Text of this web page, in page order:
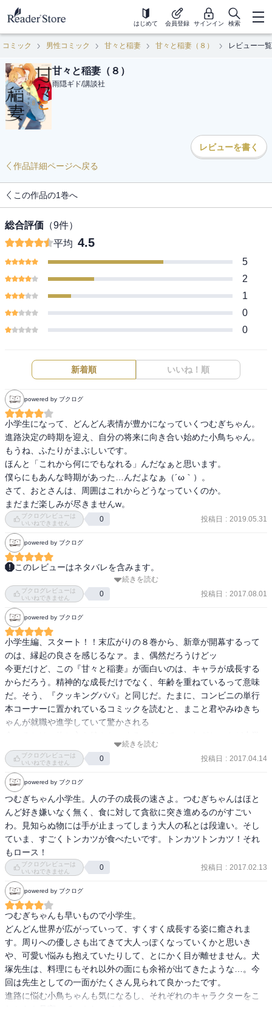
はじめて 会員登録 サインイン 検索
コミック 男性コミック 甘々と稲妻 甘々と稲妻（８） レビュー一覧
甘々と稲妻（８）
雨隠ギド/講談社
レビューを書く
作品詳細ページへ戻る
この作品の1巻へ
総合評価 （9件）
平均 4.5
5
2
1
0
0
新着順 いいね！順
powered by ブクログ
小学生になって、どんどん表情が豊かになっていくつむぎちゃん。
進路決定の時期を迎え、自分の将来に向き合い始めた小鳥ちゃん。
もうね、ふたりがまぶしいです。
ほんと「これから何にでもなれる」んだなぁと思います。
僕らにもあんな時期があった…んだよなぁ（´ω｀）。
さて、おとさんは、周囲はこれからどうなっていくのか。
まだまだ楽しみが尽きませんw。
ブクログレビューは
いいねできません
0 投稿日 : 2019.05.31
powered by ブクログ
このレビューはネタバレを含みます。
妻を亡くした高校教師･犬塚と、彼が男手ひとつで育てる娘･つむぎ
の物語は、いよいよ新たなステージへ! 楽しさいっぱいの小学校生活
で、つむぎがひとつだけ気になっていることはクラスメイト･なぎさ
のこと。以前衝突してしまったなぎさと仲良くなるために、犬塚親
子はランチパーティーを催します! つむぎの世界がぐんぐん広がる第
8巻!
【感想】
続きを読む
ブクログレビューは
いいねできません
0 投稿日 : 2017.08.01
powered by ブクログ
小学生編、スタート！！末広がりの８巻から、新章が開幕するって
のは、縁起の良さを感じるなァ。ま、偶然だろうけどッ
今更だけど、この『甘々と稲妻』が面白いのは、キャラが成長する
からだろう。精神的な成長だけでなく、年齢を重ねているって意味
だ。そう、『クッキングパパ』と同じだ。たまに、コンビニの単行
本コーナーに置かれているコミックを読むと、まこと君やみゆきち
ゃんが就職や進学していて驚かされる
生になるって点は、ストーリーに漫画的な現実感を生んでおり、読
みやすさだけでなく、読み応えも強めている
個人的に好感度で言えば、『紺田照の合法レシピ』や『頂き！成り
上がり飯』、『最後のレストラン』が『甘々と稲妻』を上回ってい
るが、癒し度で言えば、間違いなく、この作品の方が勝っている、
断言したいがどうだろ？
さすがに、可愛い女子小学生と女子高校生がＷヒロインを張ってる
作品に、漢気溢れるヤクザ、オカン系ヤンキー、前向きなネガティ
ブが主人公の作品は勝てまい
小学生になれば、環境も変わり、つむぎちゃんは色々と考える事、
覚える事、知っていく事が増えるだろう。様々な経験を心の栄養に
して、スクスク成長してほしいもんだなァ、お母さんがいない自分
は周りに気を遣われるってコトに自分で気付いて、周りの善人に
「可哀想」と言われないよう強くなって欲しいなぁ、とファンなが
らに思う
小鳥ちゃんも三年生になった事で、将来の事を今まで以上に真摯に
悩むように。同じ道を歩んで来た大人のアドバイスを受けて、形に
したい夢のカタチをおぼろげながらも掴んだ彼女は、実現に向けて
適した努力を始めていく。キラキラした青春を送る女子高校生、眩
しいわぁ。ここも、『甘々と稲妻』の魅力
続きを読む
ブクログレビューは
いいねできません
0 投稿日 : 2017.04.14
powered by ブクログ
つむぎちゃん小学生。人の子の成長の速さよ。つむぎちゃんはほと
んど好き嫌いなく無く、食に対して貪欲に突き進めるのがすごい
わ。見知らぬ物には手が止まってしまう大人の私とは段違い。そし
ていま、すごくトンカツが食べたいです。トンカツトンカツ！それ
もロース！
ブクログレビューは
いいねできません
0 投稿日 : 2017.02.13
powered by ブクログ
つむぎちゃんも早いもので小学生。
どんどん世界が広がっていって、すくすく成長する姿に癒されま
す。周りへの優しさも出てきて大人っぽくなっていくかと思いき
や、可愛い悩みも抱えていたりして、とにかく目が離せません。犬
塚先生は、料理にもそれ以外の面にも余裕が出てきたような…。今
回は先生としての一面がたくさん見られて良かったです。
進路に悩む小鳥ちゃんも気になるし、それぞれのキャラクターをこ